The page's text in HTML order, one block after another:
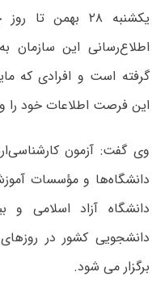
یکشنبه ۲۸ بهمن
گرفته است و افرادی که
این فرصت اطلاعات خود را
دانشگاه‌ها و مؤسسات
دانشگاه آزاد اسلامی و
برگزار می شود.